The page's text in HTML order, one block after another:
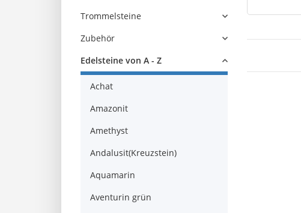
Trommelsteine
Zubehör
Edelsteine von A - Z
Achat
Amazonit
Amethyst
Andalusit(Kreuzstein)
Aquamarin
Aventurin grün